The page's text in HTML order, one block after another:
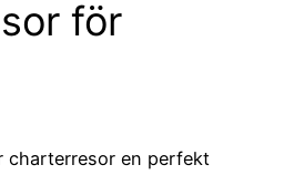
för
charterresor en perfekt